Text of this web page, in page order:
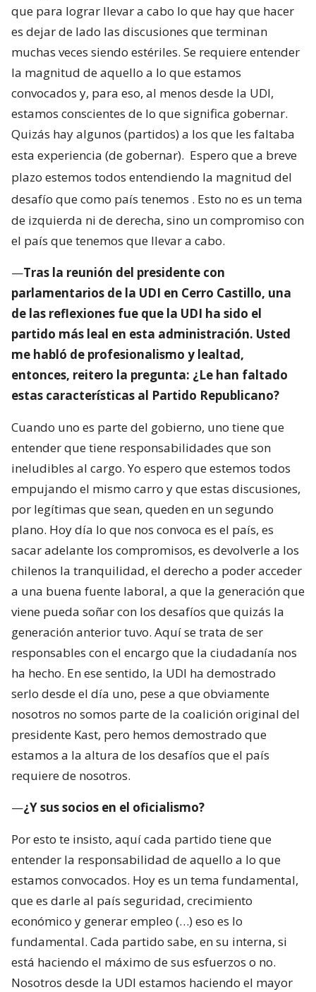
que para lograr llevar a cabo lo que hay que hacer
es dejar de lado las discusiones que terminan
muchas veces siendo estériles. Se requiere entender
la magnitud de aquello a lo que estamos
convocados y, para eso, al menos desde la UDI,
estamos conscientes de lo que significa gobernar.
Quizás hay algunos (partidos) a los que les faltaba
esta experiencia (de gobernar). Espero que a breve
plazo estemos todos entendiendo la magnitud del
desafío que como país tenemos . Esto no es un tema
de izquierda ni de derecha, sino un compromiso con
el país que tenemos que llevar a cabo.
—Tras la reunión del presidente con
parlamentarios de la UDI en Cerro Castillo, una
de las reflexiones fue que la UDI ha sido el
partido más leal en esta administración. Usted
me habló de profesionalismo y lealtad,
entonces, reitero la pregunta: ¿Le han faltado
estas características al Partido Republicano?
Cuando uno es parte del gobierno, uno tiene que
entender que tiene responsabilidades que son
ineludibles al cargo. Yo espero que estemos todos
empujando el mismo carro y que estas discusiones,
por legítimas que sean, queden en un segundo
plano. Hoy día lo que nos convoca es el país, es
sacar adelante los compromisos, es devolverle a los
chilenos la tranquilidad, el derecho a poder acceder
a una buena fuente laboral, a que la generación que
viene pueda soñar con los desafíos que quizás la
generación anterior tuvo. Aquí se trata de ser
responsables con el encargo que la ciudadanía nos
ha hecho. En ese sentido, la UDI ha demostrado
serlo desde el día uno, pese a que obviamente
nosotros no somos parte de la coalición original del
presidente Kast, pero hemos demostrado que
estamos a la altura de los desafíos que el país
requiere de nosotros.
—¿Y sus socios en el oficialismo?
Por esto te insisto, aquí cada partido tiene que
entender la responsabilidad de aquello a lo que
estamos convocados. Hoy es un tema fundamental,
que es darle al país seguridad, crecimiento
económico y generar empleo (…) eso es lo
fundamental. Cada partido sabe, en su interna, si
está haciendo el máximo de sus esfuerzos o no.
Nosotros desde la UDI estamos haciendo el mayor